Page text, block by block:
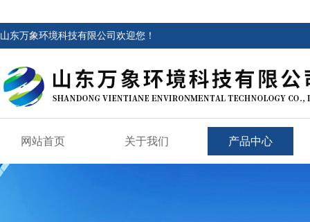
山东万象环境科技有限公司欢迎您！
网站首页 关于我们 产品中心